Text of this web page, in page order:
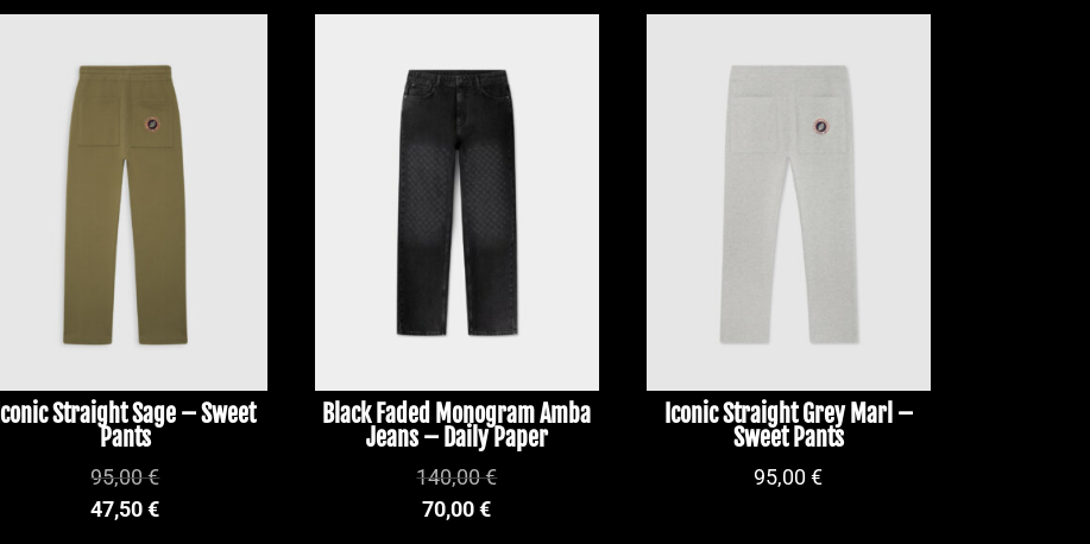
Iconic Straight Sage – Sweet
Pants
95,00€
47,50€
Black Faded Monogram Amba
Jeans – Daily Paper
140,00€
70,00€
Iconic Straight Grey Marl –
Sweet Pants
95,00€